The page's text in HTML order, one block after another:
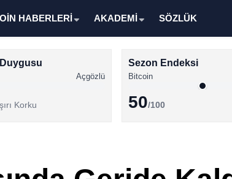
HABERLERİ AKADEMİ SÖZLÜK
Duygusu
Açgözlü
Korku
Sezon Endeksi
Bitcoin
50/100